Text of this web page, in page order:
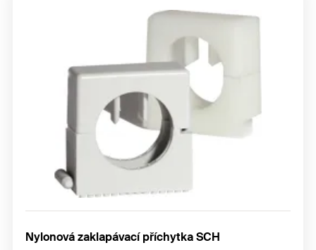
Nylonová zaklapávací příchytka SCH